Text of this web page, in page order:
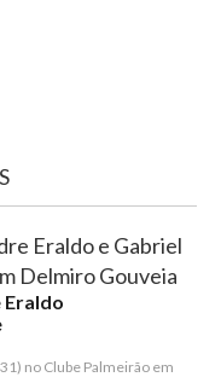
Eraldo
no Clube Palmeirão em